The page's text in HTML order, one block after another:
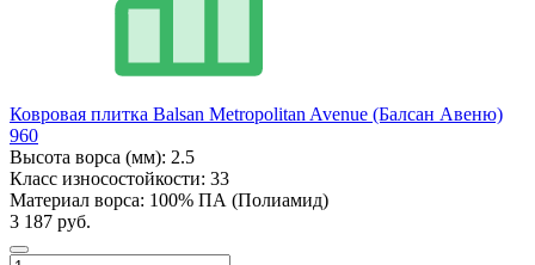
Ковровая плитка Balsan Metropolitan Avenue (Балсан Авеню)
960
Высота ворса (мм): 2.5
Класс износостойкости: 33
Материал ворса: 100% ПА (Полиамид)
3 187 руб.